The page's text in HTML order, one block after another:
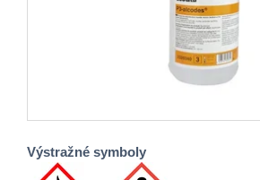
Výstražné symboly